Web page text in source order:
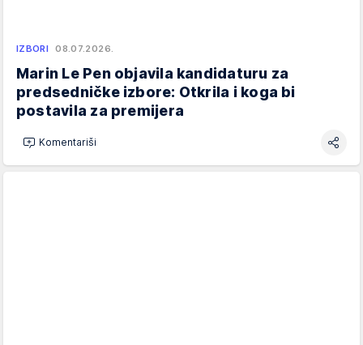
IZBORI 08.07.2026.
Marin Le Pen objavila kandidaturu za
predsedničke izbore: Otkrila i koga bi
postavila za premijera
Komentariši